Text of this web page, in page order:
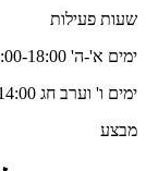
שעות פעילות
ימים א'-ה' 10:00-18:00
ימים ו' וערב חג 09:30-14:00
מבצע